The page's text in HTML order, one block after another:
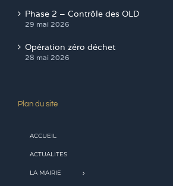
Phase 2 – Contrôle des OLD
29 mai 2026
Opération zéro déchet
28 mai 2026
Plan du site
ACCUEIL
ACTUALITES
LA MAIRIE